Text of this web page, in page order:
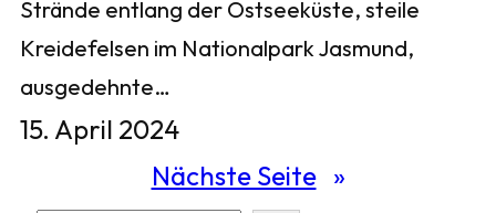
Strände entlang der Ostseeküste, steile
Kreidefelsen im Nationalpark Jasmund,
ausgedehnte…
15. April 2024
Nächste Seite »